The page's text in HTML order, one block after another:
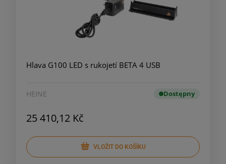
Hlava G100 LED s rukojetí BETA 4 USB
HEINE Dostępny
25 410,12 Kč
VLOŽIT DO KOŠÍKU